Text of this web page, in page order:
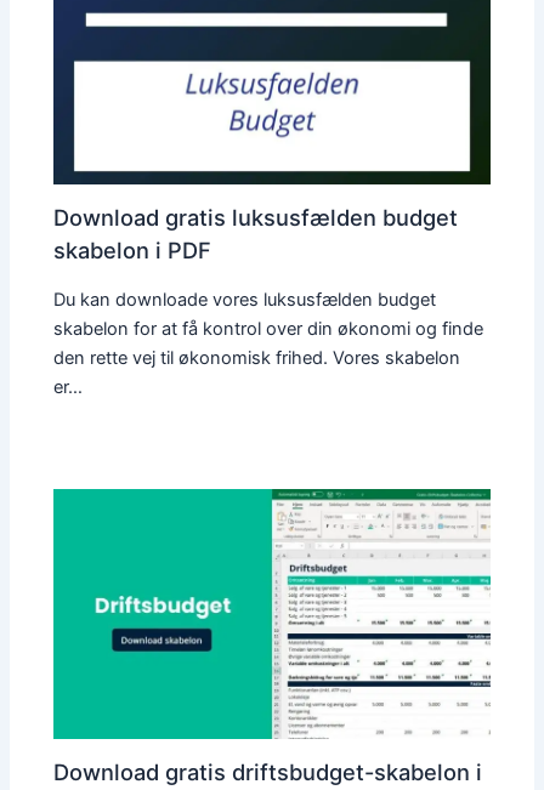
Download gratis luksusfælden budget
skabelon i PDF
Du kan downloade vores luksusfælden budget
skabelon for at få kontrol over din økonomi og finde
den rette vej til økonomisk frihed. Vores skabelon
er…
Download gratis driftsbudget-skabelon i